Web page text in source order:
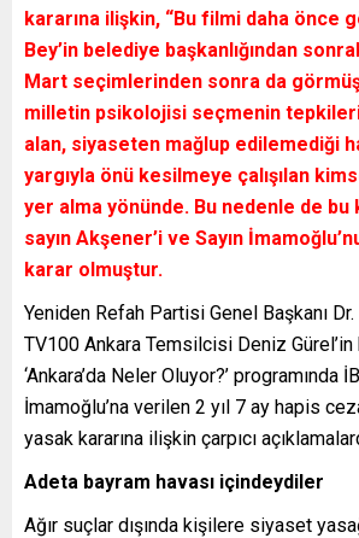
kararına ilişkin, “Bu filmi daha önce
Bey’in belediye başkanlığından
Mart seçimlerinden sonra da
milletin psikolojisi seçmenin
alan, siyaseten mağlup edilemediği
yargıyla önü kesilmeye çalışılan
yer alma yönünde. Bu nedenle de
sayın Akşener’i ve Sayın
karar olmuştur.
Yeniden Refah Partisi Genel Başkanı
TV100 Ankara Temsilcisi Deniz Gürel’in
‘Ankara’da Neler Oluyor?’ programında
İmamoğlu’na verilen 2 yıl 7 ay hapis
yasak kararına ilişkin çarpıcı
Adeta bayram havası içindeydiler
Ağır suçlar dışında kişilere siyaset